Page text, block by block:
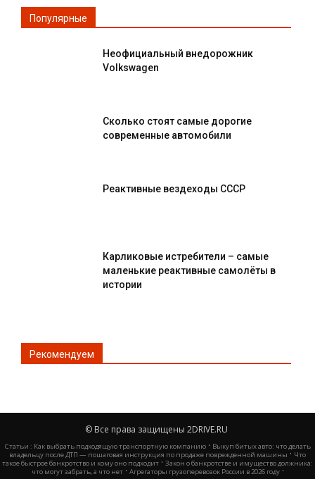
Популярные
Неофициальный внедорожник
Volkswagen
Сколько стоят самые дорогие
современные автомобили
Реактивные вездеходы СССР
Карликовые истребители – самые
маленькие реактивные самолёты в
истории
Рекомендуем
© Все права защищены 2DRIVE.RU
Статьи : Как выбрать подходящую транспортную компанию· Выкуп битых авто: что делать
владельцу после ДТП — пошаговая инструкция по продаже поврежденной машины· Что
такое быстрое банкротство и кому оно подходит · Закон о банкротстве и имущество должника:
что могут забрать, а что нет· Агрегаторы грузоперевозок России в 2026 году·